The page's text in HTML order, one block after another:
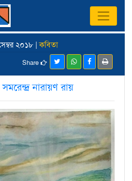
২০১৮ |কবিতা
Share
সমরেন্দ্র নারায়ণ রায়